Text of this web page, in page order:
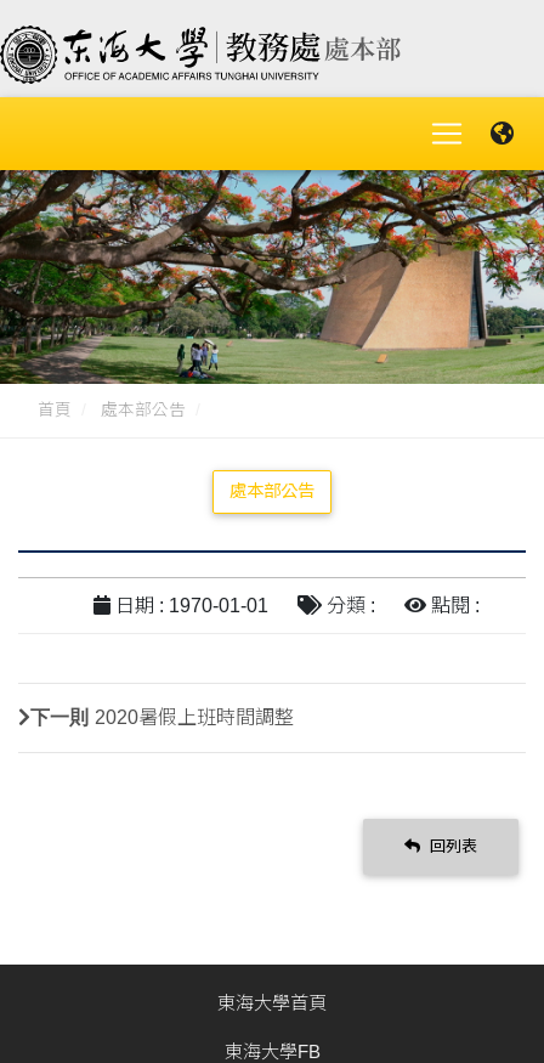
首頁 處本部公告
處本部公告
日期 : 1970-01-01 分類 : 點閱 :
下一則 2020暑假上班時間調整
回列表
東海大學首頁
東海大學FB